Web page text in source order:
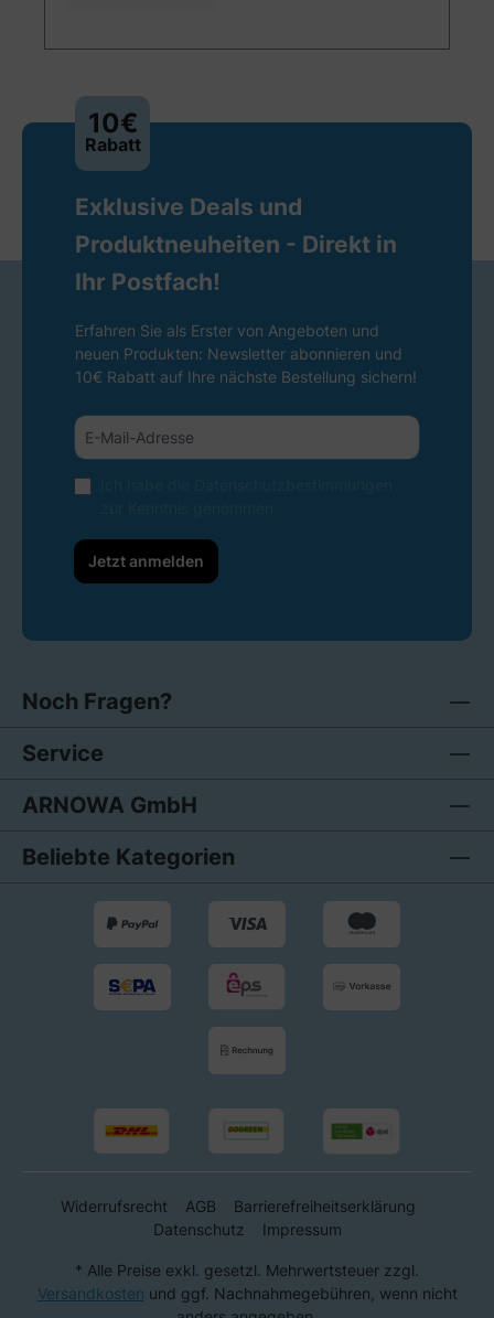
10€
Rabatt
Exklusive Deals und
Produktneuheiten - Direkt in
Ihr Postfach!
Erfahren Sie als Erster von Angeboten und
neuen Produkten: Newsletter abonnieren und
10€ Rabatt auf Ihre nächste Bestellung sichern!
Jetzt anmelden
Noch Fragen?
Service
ARNOWA GmbH
Beliebte Kategorien
Widerrufsrecht AGB
Barrierefreiheitserklärung
Datenschutz
Impressum
* Alle Preise exkl. gesetzl. Mehrwertsteuer zzgl.
Versandkosten und ggf. Nachnahmegebühren, wenn nicht